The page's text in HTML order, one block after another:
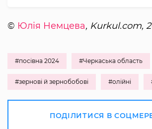
© Юлія Немцева, Kurkul.com,
#посівна 2024 #Черкаська область
#зернові й зернобобові #олійні
ПОДІЛИТИСЯ В